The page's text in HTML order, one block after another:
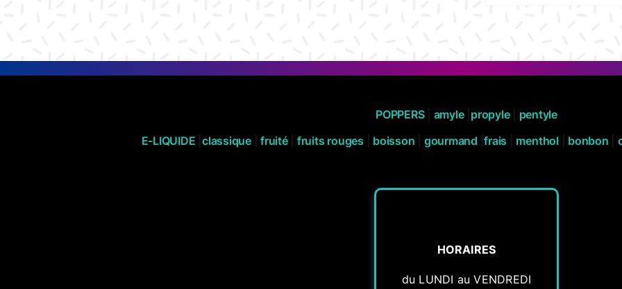
POPPERS| amyle| propyle| pentyle
E-LIQUIDE classique |fruité fruits rouges boisson gourmand |frais menthol bonbon
HORAIRES
du LUNDI au VENDREDI